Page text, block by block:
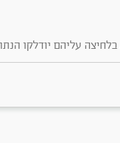
עליהם יודלקו